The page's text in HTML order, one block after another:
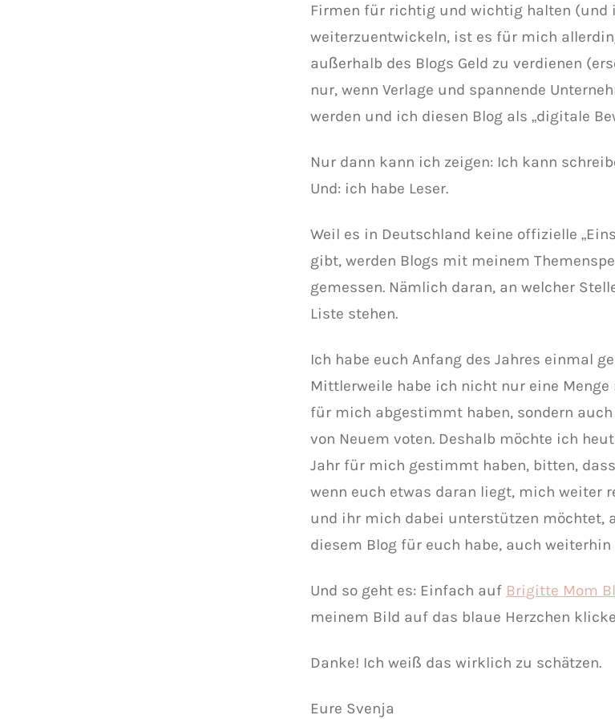
Firmen für richtig und wichtig halten (und
weiterzuentwickeln, ist es für mich
außerhalb des Blogs Geld zu verdienen
nur, wenn Verlage und spannende
werden und ich diesen Blog als „digitale
Nur dann kann ich zeigen: Ich kann
Und: ich habe Leser.
Weil es in Deutschland keine offizielle
gibt, werden Blogs mit meinem
gemessen. Nämlich daran, an welcher
Liste stehen.
Ich habe euch Anfang des Jahres einmal
Mittlerweile habe ich nicht nur eine Menge
für mich abgestimmt haben, sondern
von Neuem voten. Deshalb möchte ich
Jahr für mich gestimmt haben, bitten,
wenn euch etwas daran liegt, mich weiter
und ihr mich dabei unterstützen möchtet,
diesem Blog für euch habe, auch
Und so geht es: Einfach auf Brigitte Mom
meinem Bild auf das blaue Herzchen
Danke! Ich weiß das wirklich zu schätzen.
Eure Svenja